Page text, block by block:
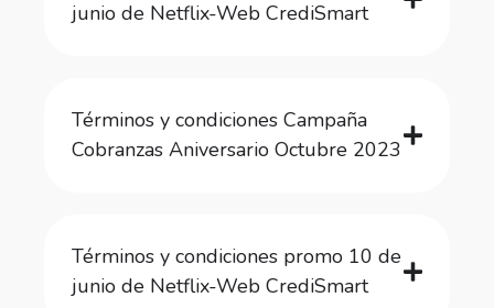
junio de Netflix-Web CrediSmart
Términos y condiciones Campaña
Cobranzas Aniversario Octubre 2023
Términos y condiciones promo 10 de
junio de Netflix-Web CrediSmart